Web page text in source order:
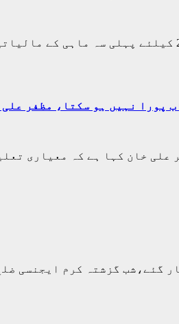
پورا نہیں ہو سکتا، مظفر علی
خان کہا ہے کہ معیاری
کن مزدور جان کی بازی ہار گئے،شب